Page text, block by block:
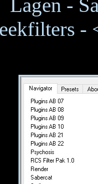
Lagen -